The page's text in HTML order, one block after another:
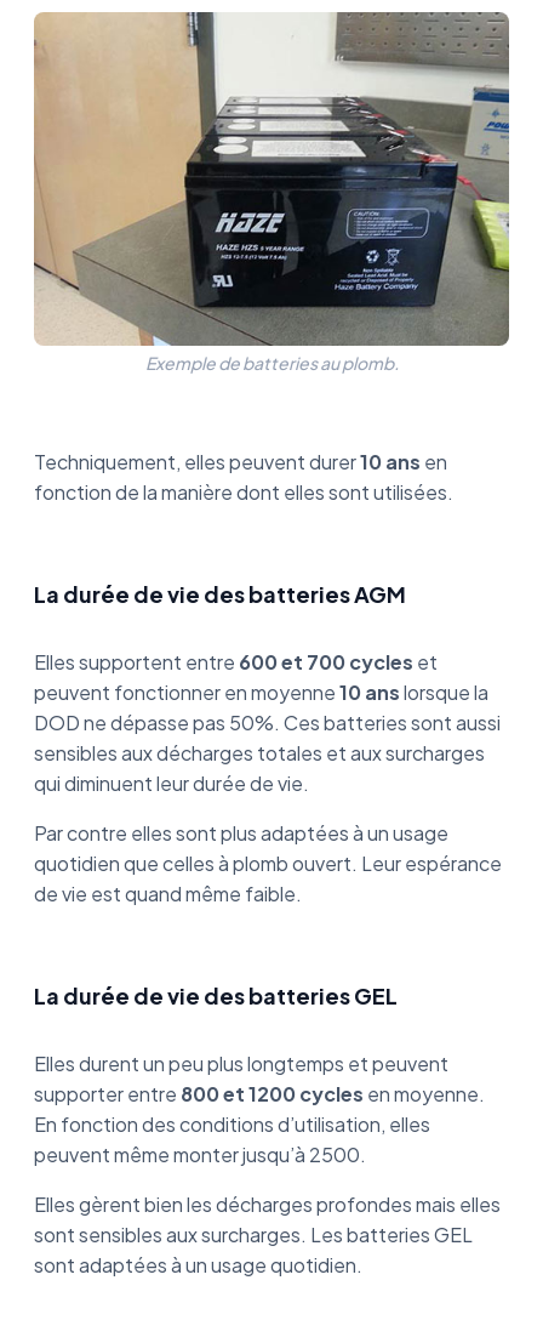
Exemple de batteries au plomb.
Techniquement, elles peuvent durer10 ans en
fonction de la manière dont elles sont utilisées.
La durée de vie des batteries AGM
Elles supportent entre 600 et 700 cycles et
peuvent fonctionner en moyenne10 anslorsque la
DOD ne dépasse pas 50%. Ces batteries sont aussi
sensibles aux décharges totales et aux surcharges
qui diminuent leur durée de vie.
Par contre elles sont plus adaptées à un usage
quotidien que celles à plomb ouvert. Leur espérance
de vie est quand même faible.
La durée de vie des batteries GEL
Elles durent un peu plus longtemps et peuvent
supporter entre 800 et 1200 cycles en moyenne.
En fonction des conditions d’utilisation, elles
peuvent même monter jusqu’à 2500.
Elles gèrent bien les décharges profondes mais elles
sont sensibles aux surcharges. Les batteries GEL
sont adaptées à un usage quotidien.